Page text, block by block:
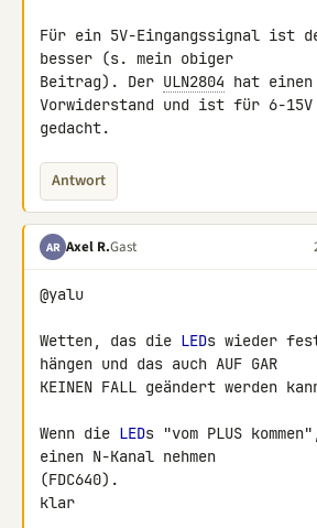
Für ein 5V-Eingangssignal ist
besser (s. mein obiger
Beitrag). Der ULN2804 hat einen
Vorwiderstand und ist für 6-15V
gedacht.
Antwort
AR Axel R.Gast
@yalu
Wetten, das die LEDs wieder
hängen und das auch AUF GAR
KEINEN FALL geändert werden
Wenn die LEDs "vom PLUS
einen N-Kanal nehmen
(FDC640).
klar